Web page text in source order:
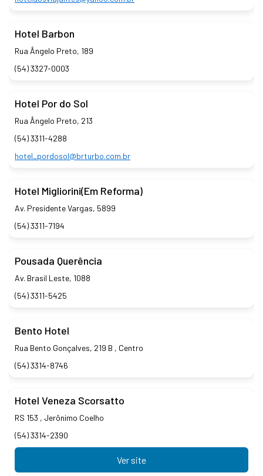
Hotel Barbon
Rua Ângelo Preto, 189
(54) 3327-0003
Hotel Por do Sol
Rua Ângelo Preto, 213
(54) 3311-4288
hotel_pordosol@brturbo.com.br
Hotel Migliorini(Em Reforma)
Av. Presidente Vargas, 5899
(54) 3311-7194
Pousada Querência
Av. Brasil Leste, 1088
(54) 3311-5425
Bento Hotel
Rua Bento Gonçalves, 219 B , Centro
(54) 3314-8746
Hotel Veneza Scorsatto
RS 153 , Jerônimo Coelho
(54) 3314-2390
Ver site